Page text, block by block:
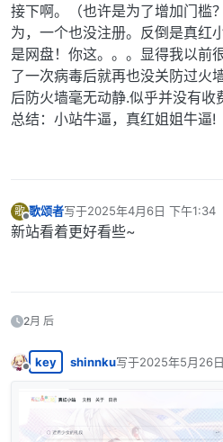
求问 这个bin后缀解压完就失
接下啊。（也许是为了增加门槛
为，一个也没注册。反倒是真红
是网盘！你这。。。显得我以前
了一次病毒后就再也没关防过火
后防火墙毫无动静.似乎并没有收
总结：小站牛逼，真红姐姐牛逼!
歌
离线
歌颂者写于2025年4月6日 下午1:34
最后由 编辑
新站看着更好看些~
2月 后
离线
key shinnku写于2025年5月26
最后由 编辑